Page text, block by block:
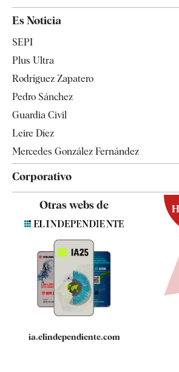
Televisión
Es Noticia
SEPI
Plus Ultra
Rodríguez Zapatero
Pedro Sánchez
Guardia Civil
Leire Díez
Mercedes González Fernández
Corporativo
Quiénes somos
Especificaciones
Otras webs de
ia.elindependiente.com